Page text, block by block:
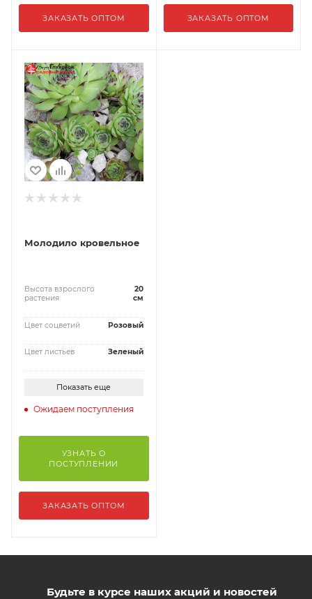
ЗАКАЗАТЬ ОПТОМ ЗАКАЗАТЬ ОПТОМ
Молодило кровельное
Высота взрослого
растения
20
см
Цвет соцветий Розовый
Цвет листьев Зеленый
Показать еще
Ожидаем поступления
УЗНАТЬ О
ПОСТУПЛЕНИИ
ЗАКАЗАТЬ ОПТОМ
Будьте в курсе наших акций и новостей